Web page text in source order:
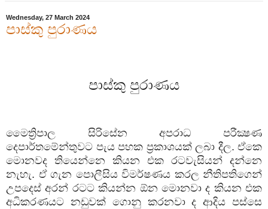
Wednesday, 27 March 2024
පාස්කු පුරාණය
පාස්කු පුරාණය
මෛත්‍රිපාල සිරිසේන අපරාධ
පරීක්‍ෂණ
දෙපාර්තමේන්තුවට පැය පහක ප්‍රකාශයක් ලබා දීල. ඒකෙ
මොනවද තියෙන්නෙ කියන එක රටවැසියන් දන්නෙ
නැහැ. ඒ ගැන පොලීසිය විමර්ෂණය කරල නීතිපතිගෙන්
උපදෙස් අරන් රටට කියන්න ඕන මොනවා ද කියන එක
අධිකරණයට නඩුවක් ගොනු කරනවා ද ආදිය පස්සෙ